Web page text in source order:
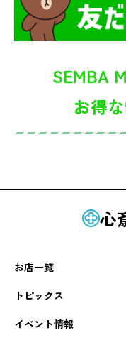
SEMBA
お得
心
お店一覧
トピックス
イベント情報